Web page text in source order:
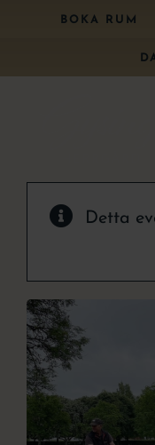
FortsättBOKA RUM
Bröllop
Konferens
Julbord
Detta